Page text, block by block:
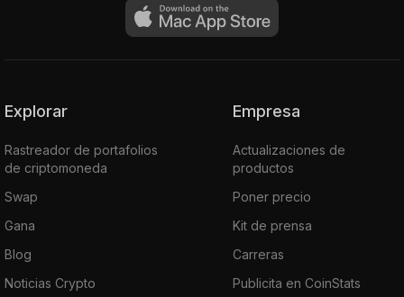
Explorar
Rastreador de portafolios
de criptomoneda
Swap
Gana
Blog
Noticias Crypto
Empresa
Actualizaciones de
productos
Poner precio
Kit de prensa
Carreras
Publicita en CoinStats